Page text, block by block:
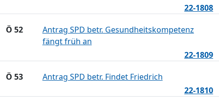
22-1808
Ö 52
Antrag SPD betr. Gesundheitskompetenz
fängt früh an
22-1809
Ö 53
Antrag SPD betr. Findet Friedrich
22-1810